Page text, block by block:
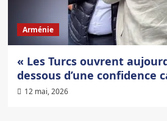
Arménie
« Les Turcs ouvrent
dessous d’une confidence
12 mai, 2026